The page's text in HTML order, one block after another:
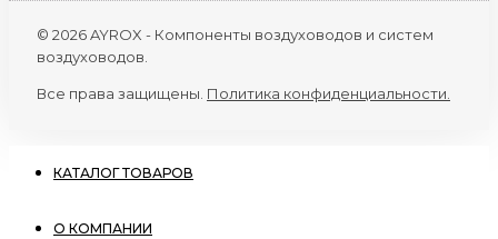
© 2026 AYROX - Компоненты воздуховодов и систем
воздуховодов.
Все права защищены. Политика конфиденциальности.
КАТАЛОГ ТОВАРОВ
О КОМПАНИИ